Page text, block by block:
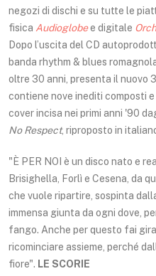
negozi di dischi e su tutte le
fisica Audioglobee digitale
Dopo l’uscita del CD
banda rhythm & blues
oltre 30 anni, presenta il nuovo
contiene nove inediti composti
cover incisa nei primi anni '90
No Respect, riproposto in
"È PER NOI è un disco nato e
Brisighella, Forlì e Cesena, da
che vuole ripartire, sospinta
immensa giunta da ogni dove,
fango. Anche per questo fai
ricominciare assieme, perché
fiore". LE SCORIE